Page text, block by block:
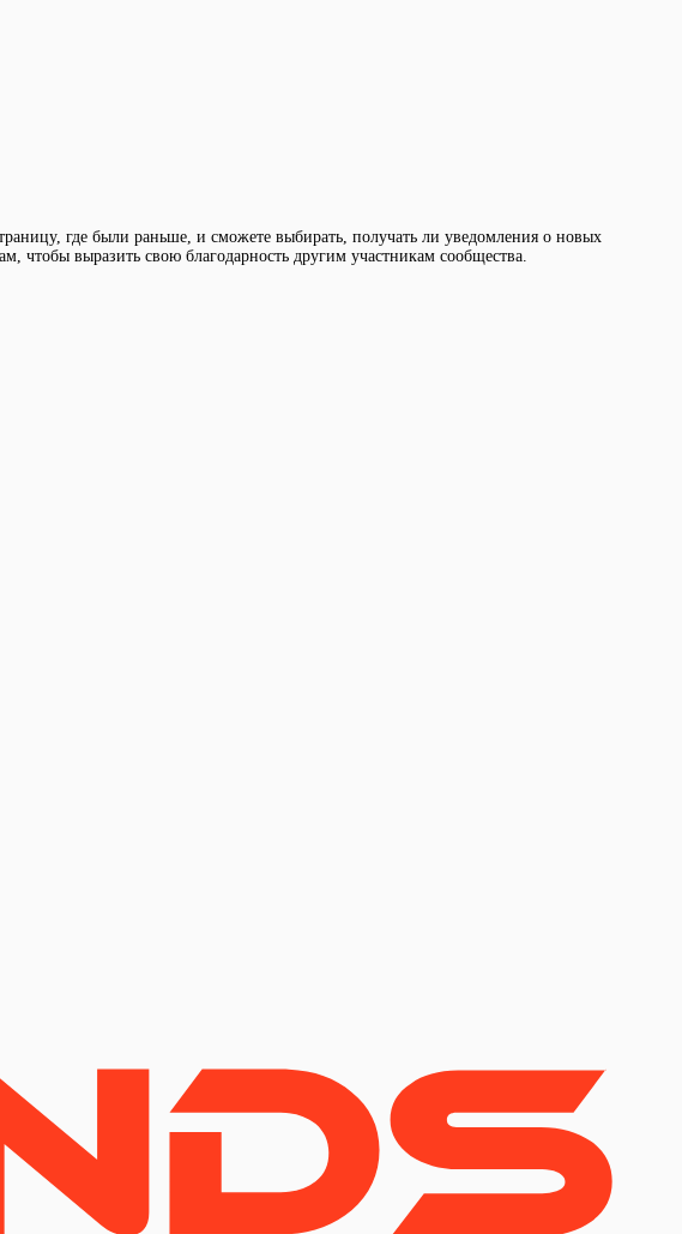
где были раньше, и сможете выбирать, получать ли уведомления о новых
чтобы выразить свою благодарность другим участникам сообщества.